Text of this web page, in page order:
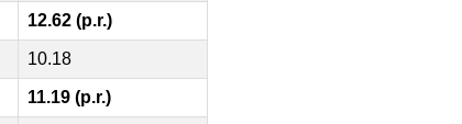
12.62 (p.r.)
10.18
11.19 (p.r.)